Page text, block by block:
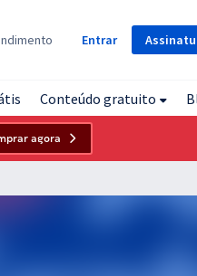
Entrar
Conteúdo gratuito
agora